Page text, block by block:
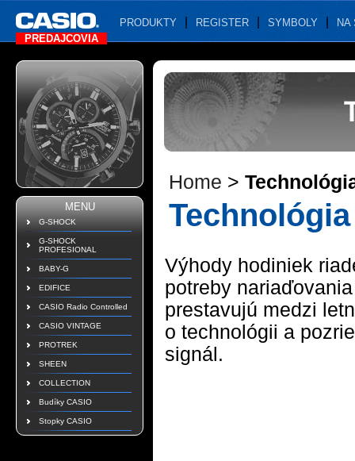
PRODUKTY REGISTER SYMBOLY
NA
PREDAJCOVIA
MENU
G-SHOCK
G-SHOCK
PROFESIONAL
BABY-G
EDIFICE
CASIO Radio Controlled
CASIO VINTAGE
PROTREK
SHEEN
COLLECTION
Budíky CASIO
Stopky CASIO
Home >
Výhody hodiniek
potreby
prestavujú medzi
o technológii a
signál.